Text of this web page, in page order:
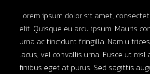
Lorem ipsum dolor sit amet,
elit. Quisque eu arcu ipsum. Mauris
urna ac tincidunt fringilla. Nam
lacus, vel convallis urna. Fusce ut nisl
finibus eget at purus. Sed sagittis